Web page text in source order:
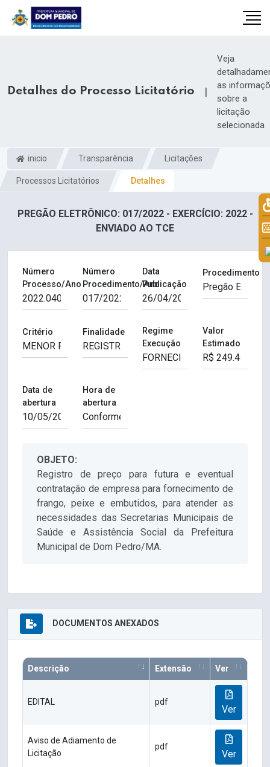
Detalhes do Processo Licitatório |
Veja
as
sobre a
licitação
selecionada
inicio Transparência Licitações
Processos Licitatórios Detalhes
PREGÃO ELETRÔNICO: 017/2022 - EXERCÍCIO: 2022 -
ENVIADO AO TCE
Número
Processo/Ano
Número
Procedimento/Ano
Data
Publicação
Procedimento
Critério Finalidade
Regime
Execução
Valor
Estimado
Data de
abertura
Hora de
abertura
OBJETO:
Registro de preço para futura e eventual
contratação de empresa para fornecimento de
frango, peixe e embutidos, para atender as
necessidades das Secretarias Municipais de
Saúde e Assistência Social da Prefeitura
Municipal de Dom Pedro/MA.
DOCUMENTOS ANEXADOS
Descrição Extensão Ver
EDITAL pdf
Ver
Aviso de Adiamento de
Licitação
pdf
Ver